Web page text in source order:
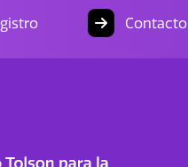
Contacto